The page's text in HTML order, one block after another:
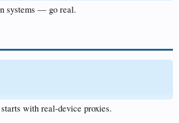
systems — go real.
with real-device proxies.